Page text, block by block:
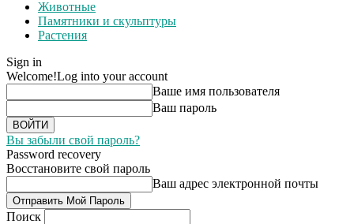
Животные
Памятники и скульптуры
Растения
Sign in
Welcome!Log into your account
Ваше имя пользователя
Ваш пароль
Вы забыли свой пароль?
Password recovery
Восстановите свой пароль
Ваш адрес электронной почты
Поиск